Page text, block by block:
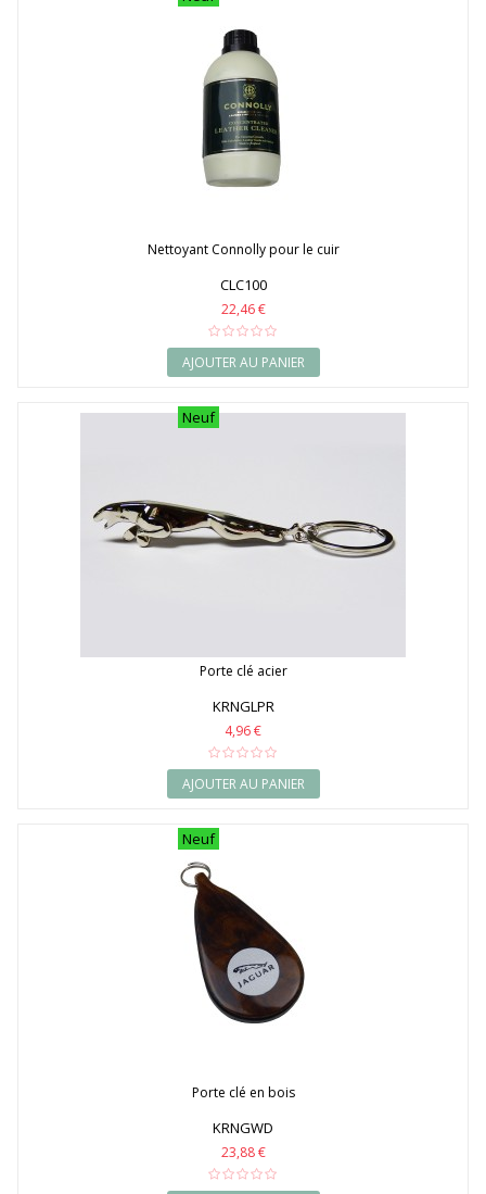
Nettoyant Connolly pour le cuir
CLC100
22,46 €
AJOUTER AU PANIER
Neuf
Porte clé acier
KRNGLPR
4,96 €
AJOUTER AU PANIER
Neuf
Porte clé en bois
KRNGWD
23,88 €